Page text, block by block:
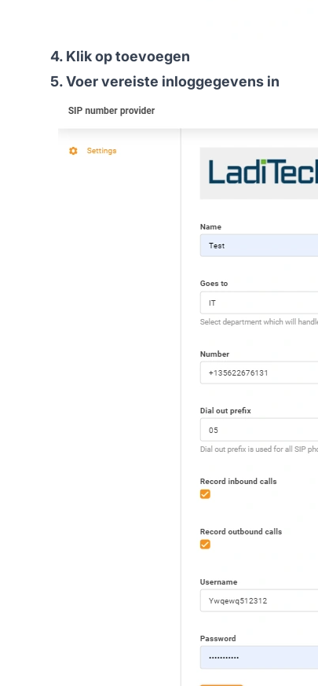
4. Klik op toevoegen
5. Voer vereiste inloggegevens in